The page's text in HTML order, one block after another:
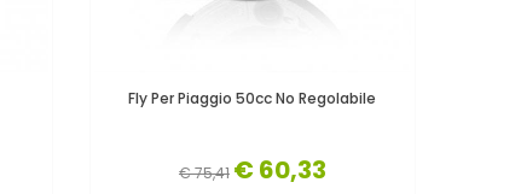
Fly Per Piaggio 50cc No Regolabile
€ 75,41 € 60,33